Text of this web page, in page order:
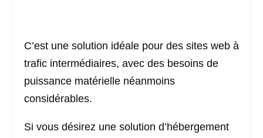
C’est une solution idéale pour des sites web à
trafic intermédiaires, avec des besoins de
puissance matérielle néanmoins
considérables.
Si vous désirez une solution d’hébergement